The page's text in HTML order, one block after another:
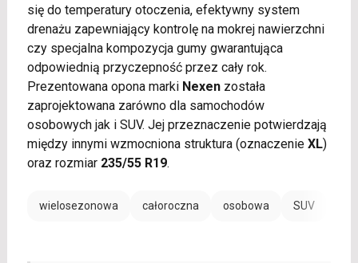
się do temperatury otoczenia, efektywny system
drenażu zapewniający kontrolę na mokrej nawierzchni
czy specjalna kompozycja gumy gwarantująca
odpowiednią przyczepność przez cały rok.
Prezentowana opona marki Nexenzostała
zaprojektowana zarówno dla samochodów
osobowych jak i SUV. Jej przeznaczenie potwierdzają
między innymi wzmocniona struktura (oznaczenie XL)
oraz rozmiar 235/55 R19.
wielosezonowa całoroczna osobowa SUV